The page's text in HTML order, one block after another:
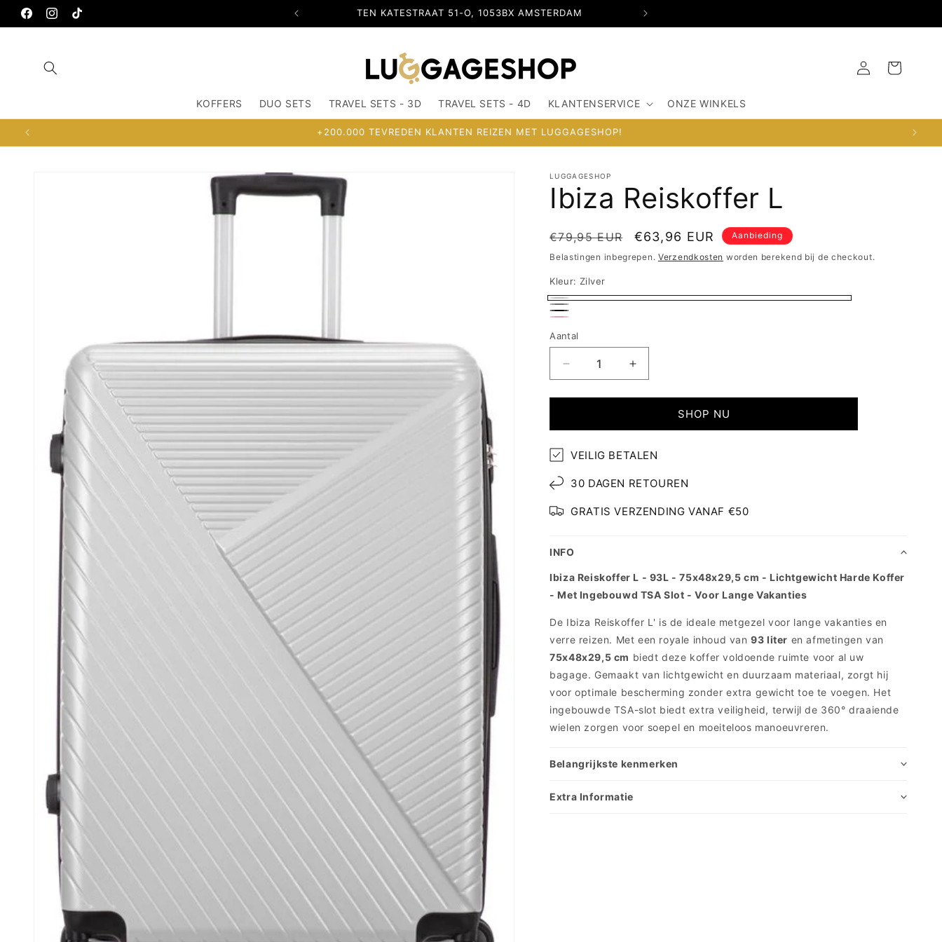
naar de
content
FacebookInstagram
TikTok
OSDORPPLEIN 672, 1068TC AMSTERDAM TEN KATESTRAAT 51-O, 1053BX AMSTERDAM
KOFFERS DUO SETS TRAVEL SETS - 3D TRAVEL SETS - 4D KLANTENSERVICE ONZE WINKELS
Inloggen
Winkelwagen
+200.000 TEVREDEN KLANTEN REIZEN MET LUGGAGESHOP!
LUGGAGESHOP
Ibiza Reiskoffer L
Normale
prijs
€79,95 EUR Aanbiedingsprijs
€63,96 EUR Aanbieding
Belastingen inbegrepen. Verzendkosten worden berekend bij de checkout.
Kleur: Zilver
Zilver
Grijs
Zwart
Aantal
Aantal
verlagen
voor
Reiskoffer
Aantal
verhogen
voor
Reiskoffer
SHOP NU
VEILIG BETALEN
30 DAGEN RETOUREN
GRATIS VERZENDING VANAF €50
INFO
Ibiza Reiskoffer L - 93L - 75x48x29,5 cm - Lichtgewicht Harde Koffer
- Met Ingebouwd TSA Slot - Voor Lange Vakanties
De Ibiza Reiskoffer L' is de ideale metgezel voor lange vakanties en
verre reizen. Met een royale inhoud van93 liter en afmetingen van
75x48x29,5 cm biedt deze koffer voldoende ruimte voor al uw
bagage. Gemaakt van lichtgewicht en duurzaam materiaal, zorgt hij
voor optimale bescherming zonder extra gewicht toe te voegen. Het
ingebouwde TSA-slot biedt extra veiligheid, terwijl de 360° draaiende
wielen zorgen voor soepel en moeiteloos manoeuvreren.
Belangrijkste kenmerken
Extra Informatie